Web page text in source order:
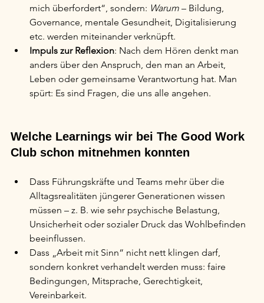
mich überfordert“, sondern: Warum – Bildung,
Governance, mentale Gesundheit, Digitalisierung
etc. werden miteinander verknüpft.
Impuls zur Reflexion: Nach dem Hören denkt man
anders über den Anspruch, den man an Arbeit,
Leben oder gemeinsame Verantwortung hat. Man
spürt: Es sind Fragen, die uns alle angehen.
Welche Learnings wir bei The Good Work
Club schon mitnehmen konnten
Dass Führungskräfte und Teams mehr über die
Alltagsrealitäten jüngerer Generationen wissen
müssen – z. B. wie sehr psychische Belastung,
Unsicherheit oder sozialer Druck das Wohlbefinden
beeinflussen.
Dass „Arbeit mit Sinn“ nicht nett klingen darf,
sondern konkret verhandelt werden muss: faire
Bedingungen, Mitsprache, Gerechtigkeit,
Vereinbarkeit.